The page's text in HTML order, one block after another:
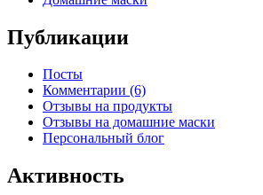
Публикации
Посты
Комментарии (6)
Отзывы на продукты
Отзывы на домашние маски
Персональный блог
Активность